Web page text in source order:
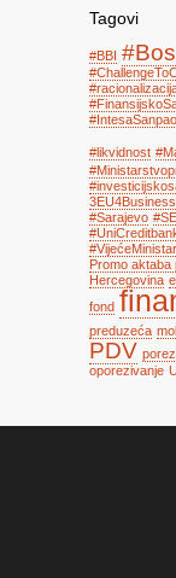
Tagovi
#BBI
#likvidnost
#Sarajevo
Promo aktaba
Hercegovina
fond
preduzeća
PDV
oporezivanje